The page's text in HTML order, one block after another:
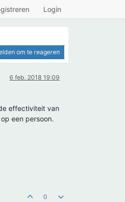
Login
om te reageren
6 feb. 2018 19:09
effectiviteit van
een persoon.
0